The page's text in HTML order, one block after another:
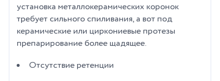
установка металлокерамических коронок
требует сильного спиливания, а вот под
керамические или циркониевые протезы
препарирование более щадящее.
Отсутствие ретенции